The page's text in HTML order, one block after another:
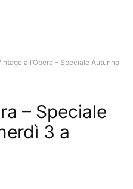
all’Opera – Speciale Autunno
– Speciale
3 a